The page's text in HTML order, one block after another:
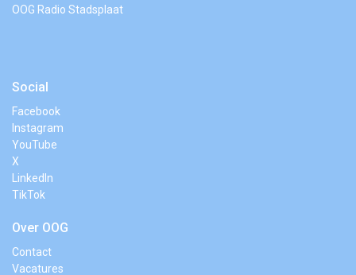
OOG Radio Stadsplaat
Social
Facebook
Instagram
YouTube
X
LinkedIn
TikTok
Over OOG
Contact
Vacatures